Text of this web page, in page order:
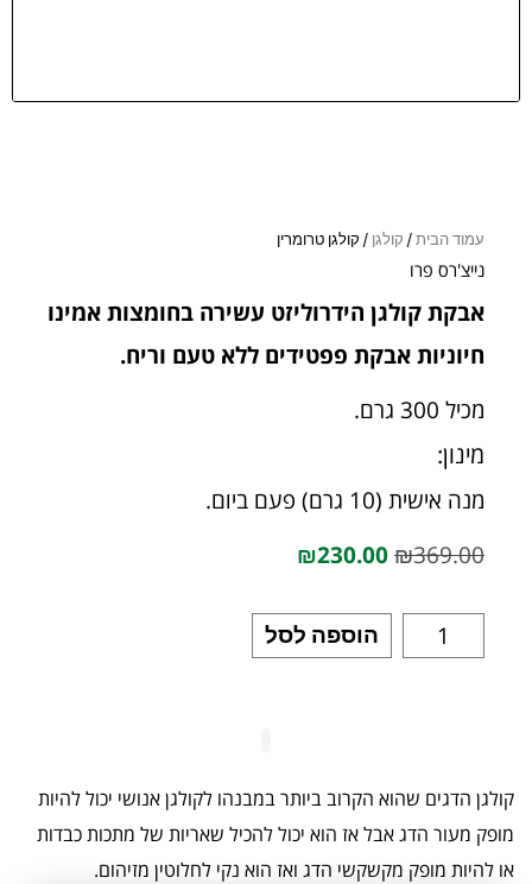
עמוד הבית/ קולגן / קולגן טרומרין
נייצ'רס פרו
אבקת קולגן הידרוליזט עשירה בחומצות אמינו
חיוניות אבקת פפטידים ללא טעם וריח.
מכיל 300 גרם.
מינון:
מנה אישית (10 גרם) פעם ביום.
₪369.00
₪230.00
הוספה לסל
קולגן הדגים שהוא הקרוב ביותר במבנהו לקולגן אנושי יכול להיות
מופק מעור הדג אבל אז הוא יכול להכיל שאריות של מתכות כבדות
או להיות מופק מקשקשי הדג ואז הוא נקי לחלוטין מזיהום.